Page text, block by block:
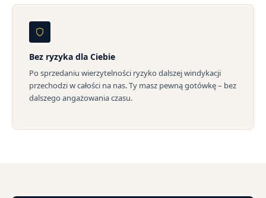
Bez ryzyka dla Ciebie
Po sprzedaniu wierzytelności ryzyko dalszej windykacji
przechodzi w całości na nas. Ty masz pewną gotówkę – bez
dalszego angażowania czasu.